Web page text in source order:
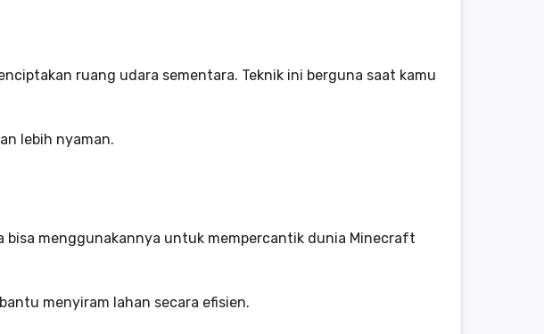
ruang udara sementara. Teknik ini berguna saat kamu
lebih nyaman.
bisa menggunakannya untuk mempercantik dunia Minecraft
menyiram lahan secara efisien.